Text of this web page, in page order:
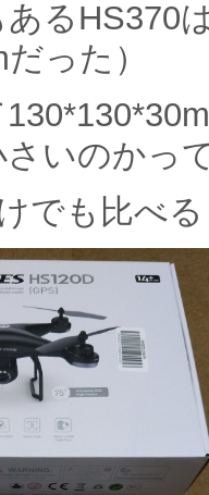
るHS370
った）
いのかっ
でも比べ